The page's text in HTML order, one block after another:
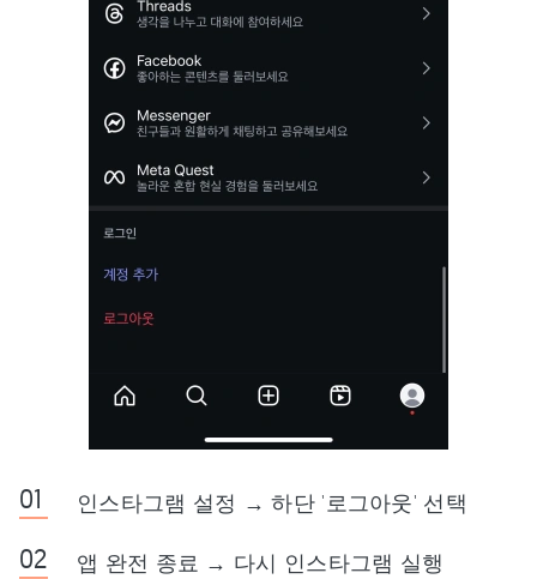
인스타그램 설정 → 하단 '로그아웃' 선택
앱 완전 종료 → 다시 인스타그램 실행